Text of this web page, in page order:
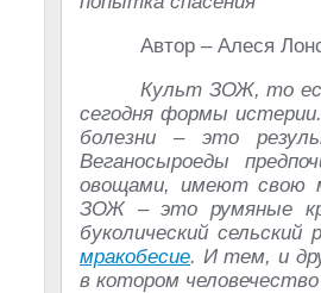
Автор – Алеся
Культ ЗОЖ, то
сегодня формы
болезни – это
Веганосыроеды
овощами, имеют свою
ЗОЖ – это румяные
буколический
мракобесие. И тем, и
в котором